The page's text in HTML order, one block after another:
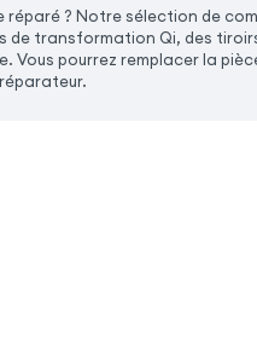
réparé ? Notre sélection de
de transformation Qi, des
pourrez remplacer la